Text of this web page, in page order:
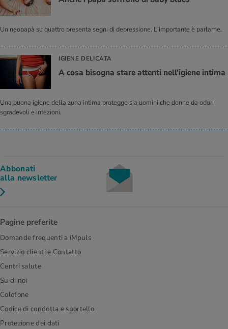
Un neopapà su quattro presenta segni di depressione. L'importante è parlarne.
IGIENE DELICATA
A cosa bisogna stare attenti nell'igiene intima
Una buona igiene della zona intima protegge sia uomini che donne da odori
sgradevoli e infezioni.
Abbonati
alla newsletter
Pagine preferite
Domande frequenti a iMpuls
Servizio clienti e Contatto
Centri salute
Su di noi
Colofone
Codice di condotta e sportello
Protezione dei dati